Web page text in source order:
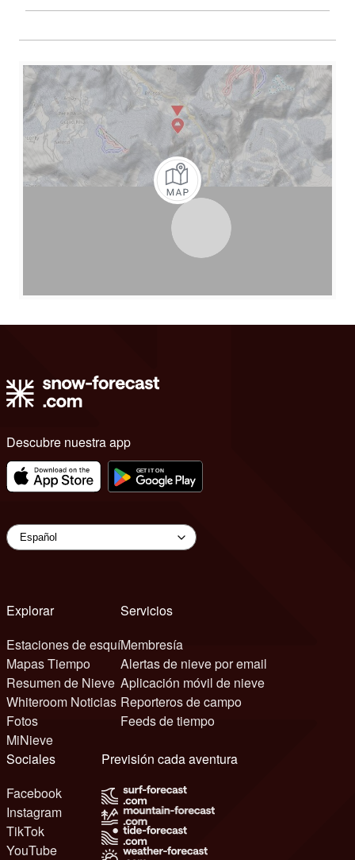
Descubre nuestra app
Explorar
Estaciones de esquí
Mapas Tiempo
Resumen de Nieve
Whiteroom Noticias
Fotos
MiNieve
Servicios
Membresía
Alertas de nieve por email
Aplicación móvil de nieve
Reporteros de campo
Feeds de tiempo
Sociales
Facebook
Instagram
TikTok
YouTube
Previsión cada aventura